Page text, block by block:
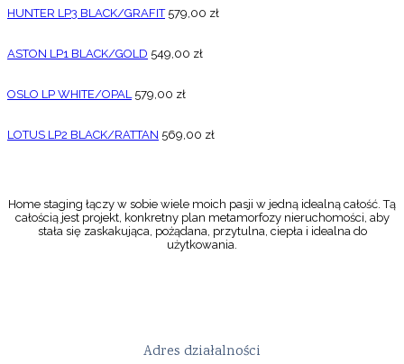
HUNTER LP3 BLACK/GRAFIT 579,00 zł
ASTON LP1 BLACK/GOLD 549,00 zł
OSLO LP WHITE/OPAL 579,00 zł
LOTUS LP2 BLACK/RATTAN 569,00 zł
Home staging łączy w sobie wiele moich pasji w jedną idealną całość. Tą
całością jest projekt, konkretny plan metamorfozy nieruchomości, aby
stała się zaskakująca, pożądana, przytulna, ciepła i idealna do
użytkowania.
Adres działalności